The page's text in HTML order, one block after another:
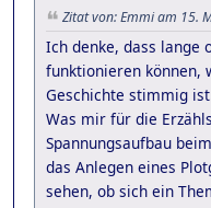
Zitat von: Emmi am 15.
Ich denke, dass lange
funktionieren können,
Geschichte stimmig
Was mir für die
Spannungsaufbau
das Anlegen eines
sehen, ob sich ein